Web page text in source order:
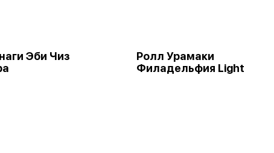
Эби Чиз
Ролл Урамаки
Филадельфия Light